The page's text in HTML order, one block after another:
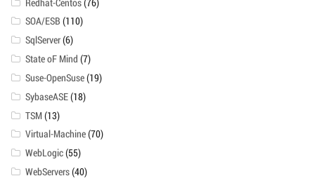
SOA/ESB (110)
SqlServer(6)
State oF Mind (7)
Suse-OpenSuse(19)
SybaseASE(18)
TSM(13)
Virtual-Machine(70)
WebLogic(55)
WebServers(40)